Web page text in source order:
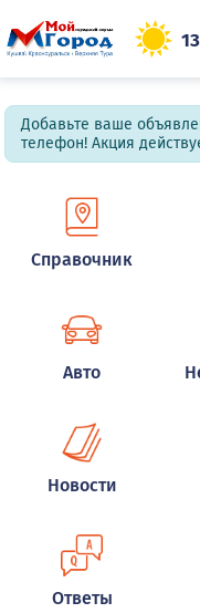
Добавьте ваше
телефон! Акция
Справочник
Авто
Новости
Ответы